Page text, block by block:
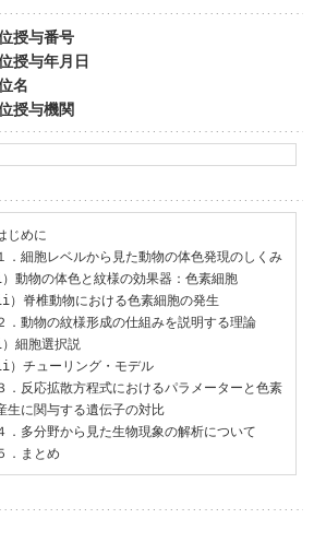
授与番号
授与年月日
名
授与機関
じめに
．細胞レベルから見た動物の体色発現のしくみ
動物の体色と紋様の効果器：色素細胞
脊椎動物における色素細胞の発生
．動物の紋様形成の仕組みを説明する理論
細胞選択説
チューリング・モデル
．反応拡散方程式におけるパラメーターと色素
生に関与する遺伝子の対比
．多分野から見た生物現象の解析について
．まとめ